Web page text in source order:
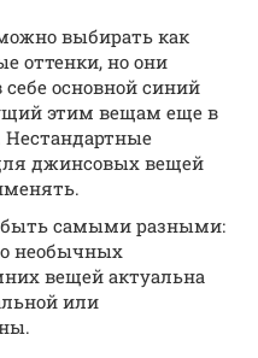
выбирать как
оттенки, но они
основной синий
этим вещам еще в
Нестандартные
джинсовых вещей
самыми разными:
необычных
вещей актуальна
или